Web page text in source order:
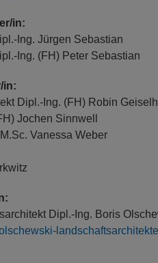
in:
Ing. Jürgen Sebastian
Ing. (FH) Peter Sebastian
in:
Dipl.-Ing. (FH) Robin
Jochen Sinnwell
Vanessa Weber
Dipl.-Ing. Boris